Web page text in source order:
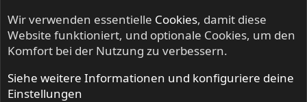
NO SLEEP TILL LIVE - Festivals & Open Airs
Wir verwenden essentielle Cookies, damit diese
Website funktioniert, und optionale Cookies, um den
Komfort bei der Nutzung zu verbessern.
Siehe weitere Informationen und konfiguriere deine
Einstellungen